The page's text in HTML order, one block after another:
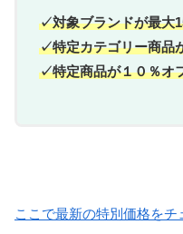
✓対象ブランドが最大
✓特定カテゴリー商品
✓特定商品が１０％オ
ここで最新の特別価格をチ